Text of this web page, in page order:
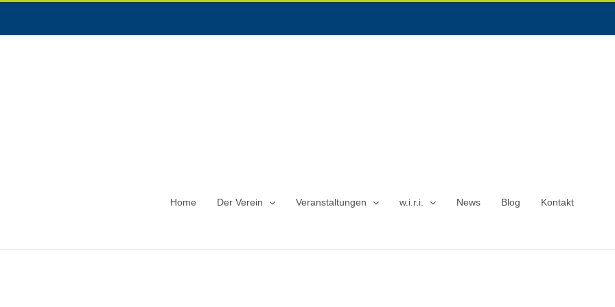
Home Der Verein Veranstaltungen w.i.r.i. News Blog Kontakt